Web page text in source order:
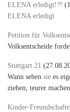
ELENA erledigt!?!
ELENA erledigt
Petition für
Volksentscheide
Stuttgart 21
Wann sehen sie es
ziehen, teurer
Kinder-